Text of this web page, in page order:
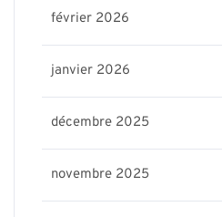
février 2026
janvier 2026
décembre 2025
novembre 2025